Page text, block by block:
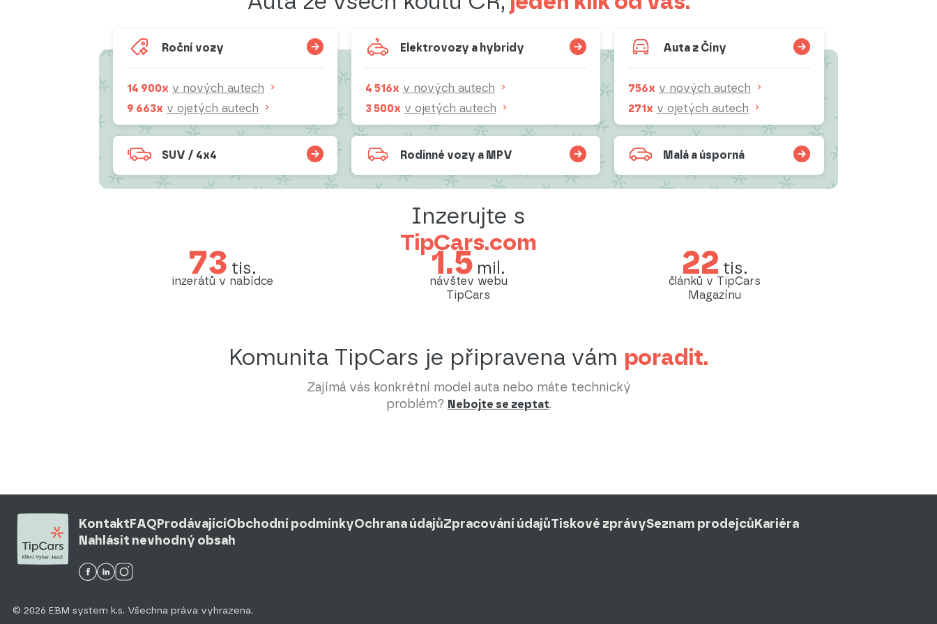
Roční vozy
14 900x v nových autech
9 663x v ojetých autech
Elektrovozy a hybridy
4 516x v nových autech
3 500x v ojetých autech
Auta z Číny
756x v nových autech
271x v ojetých autech
SUV / 4x4 Rodinné vozy a MPV Malá a úsporná
Inzerujte s
TipCars.com
73 tis.
inzerátů v nabídce 1.5 mil.
návštev webu
TipCars
22 tis.
článků v TipCars
Magazínu
Komunita TipCars je připravena vám poradit.
Zajímá vás konkrétní model auta nebo máte technický
problém? Nebojte se zeptat.
KontaktFAQProdávajícíObchodní podmínkyOchrana údajůZpracování údajůTiskové zprávySeznam prodejcůKariéra
Nahlásit nevhodný obsah
© 2026 EBM system k.s. Všechna práva vyhrazena.